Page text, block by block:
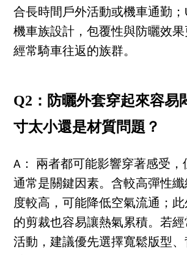
合長時間戶外活動或機車通勤；
機車族設計，包覆性與防曬效
經常騎車往返的族群。
Q2：防曬外套穿起來容易
寸太小還是材質問題？
A： 兩者都可能影響穿著感受，
通常是關鍵因素。含較高彈性
度較高，可能降低空氣流通；
的剪裁也容易讓熱氣累積。若
活動，建議優先選擇寬鬆版型